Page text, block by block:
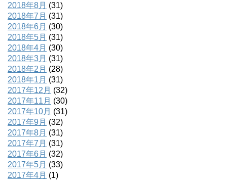
2018年8月 (31)
2018年7月 (31)
2018年6月 (30)
2018年5月 (31)
2018年4月 (30)
2018年3月 (31)
2018年2月 (28)
2018年1月 (31)
2017年12月 (32)
2017年11月 (30)
2017年10月 (31)
2017年9月 (32)
2017年8月 (31)
2017年7月 (31)
2017年6月 (32)
2017年5月 (33)
2017年4月 (1)